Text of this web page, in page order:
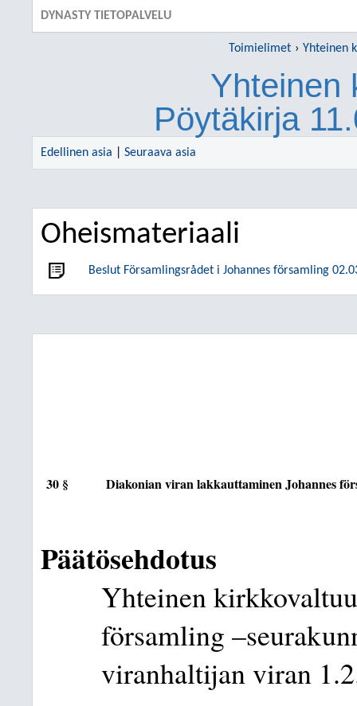
DYNASTY TIETOPALVELU
Toimielimet Yhteinen
Yhteinen
Pöytäkirja
Edellinen asia Seuraava asia
Oheismateriaali
Beslut Församlingsrådet i Johannes församling
30 § Diakonian viran lakkauttaminen Johannes
Päätösehdotus
Yhteinen
församling
viranhaltijan viran